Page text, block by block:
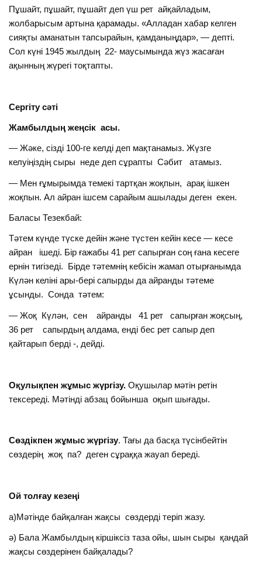
Пұшайт, пұшайт, пұшайт деп үш рет айқайладым,
жолбарысым артына қарамады. «Алладан хабар келген
сияқты аманатын тапсырайын, қамданыңдар», — депті.
Сол күні 1945 жылдың 22- маусымында жүз жасаған
ақынның жүрегі тоқтапты.
Сергіту сәті
Жамбылдың жеңсік асы.
— Жәке, сізді 100-ге келді деп мақтанамыз. Жүзге
келуіңіздің сыры неде деп сұрапты Сәбит атамыз.
— Мен ғұмырымда темекі тартқан жоқпын, арақ ішкен
жоқпын. Ал айран ішсем сарайым ашылады деген екен.
Баласы Тезекбай:
Тәтем күнде түске дейін және түстен кейін кесе — кесе
айран ішеді. Бір ғажабы 41 рет сапырған соң ғана кесеге
ернін тигізеді. Бірде тәтемнің кебісін жамап отырғанымда
Күлән келіні ары-бері сапырды да айранды тәтеме
ұсынды. Сонда тәтем:
— Жоқ Күлән, сен айранды 41 рет сапырған жоқсың,
36 рет сапырдың алдама, енді бес рет сапыр деп
қайтарып берді -, дейді.
Оқулықпен жұмыс жүргізу. Оқушылар мәтін ретін
тексереді. Мәтінді абзац бойынша оқып шығады.
Сөздікпен жұмыс жүргізу. Тағы да басқа түсінбейтін
сөздерің жоқ па? деген сұраққа жауап береді.
Ой толғау кезеңі
а)Мәтінде байқалған жақсы сөздерді теріп жазу.
ә) Бала Жамбылдың кіршіксіз таза ойы, шын сыры қандай
жақсы сөздерінен байқалады?